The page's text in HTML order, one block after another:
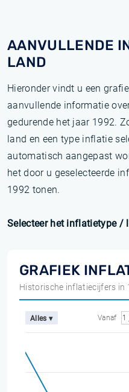
AANVULLENDE
LAND
Hieronder vindt u een
aanvullende informatie
gedurende het jaar 1992.
land en een type inflatie
automatisch aangepast
het door u geselecteerde
1992 tonen.
Selecteer het inflatietype /
GRAFIEK
Historische inflatiecijfers in
Alles ▾ Vanaf 1